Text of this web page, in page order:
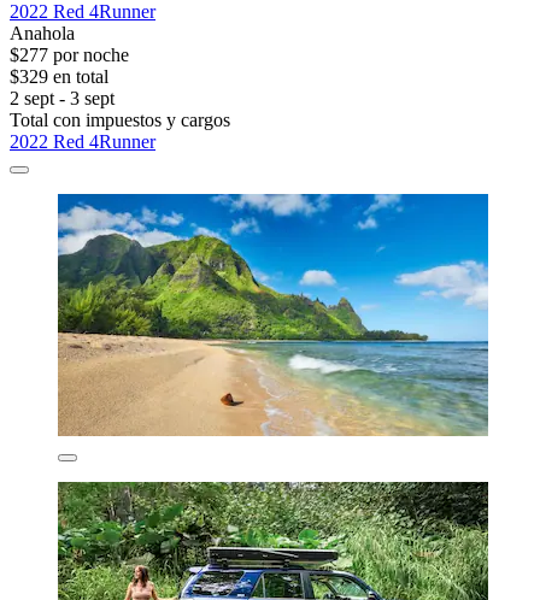
2022 Red 4Runner
Anahola
$277 por noche
$329 en total
2 sept - 3 sept
Total con impuestos y cargos
2022 Red 4Runner